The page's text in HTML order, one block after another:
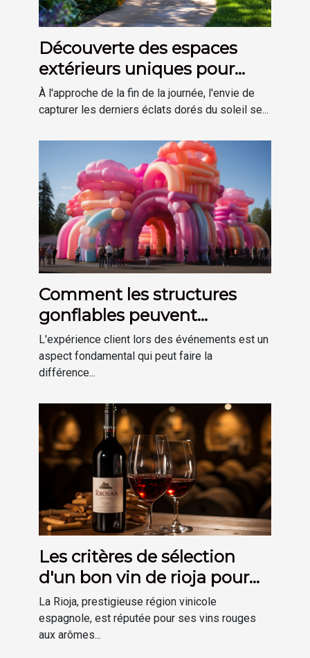
Découverte des espaces
extérieurs uniques pour
profiter des derniers rayons
du soleil
À l'approche de la fin de la journée, l'envie de
capturer les derniers éclats dorés du soleil se...
Comment les structures
gonflables peuvent
améliorer l'expérience client
lors d'événements.
L'expérience client lors des événements est un
aspect fondamental qui peut faire la
différence...
Les critères de sélection
d'un bon vin de rioja pour
votre cave
La Rioja, prestigieuse région vinicole
espagnole, est réputée pour ses vins rouges
aux arômes...